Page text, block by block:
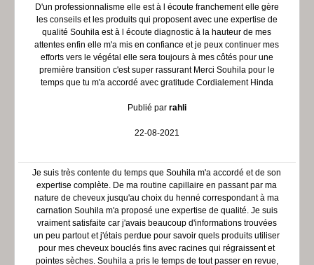
D'un professionnalisme elle est à l écoute franchement elle gère
les conseils et les produits qui proposent avec une expertise de
qualité Souhila est à l écoute diagnostic à la hauteur de mes
attentes enfin elle m'a mis en confiance et je peux continuer mes
efforts vers le végétal elle sera toujours à mes côtés pour une
première transition c'est super rassurant Merci Souhila pour le
temps que tu m'a accordé avec gratitude Cordialement Hinda
Publié par rahli
22-08-2021
Je suis très contente du temps que Souhila m'a accordé et de son
expertise complète. De ma routine capillaire en passant par ma
nature de cheveux jusqu'au choix du henné correspondant à ma
carnation Souhila m'a proposé une expertise de qualité. Je suis
vraiment satisfaite car j'avais beaucoup d'informations trouvées
un peu partout et j'étais perdue pour savoir quels produits utiliser
pour mes cheveux bouclés fins avec racines qui régraissent et
pointes sèches. Souhila a pris le temps de tout passer en revue,